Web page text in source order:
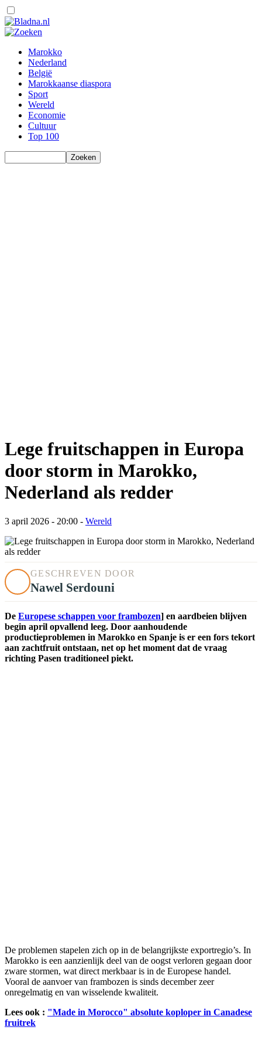
Marokko
Nederland
België
Marokkaanse diaspora
Sport
Wereld
Economie
Cultuur
Top 100
Lege fruitschappen in Europa
door storm in Marokko,
Nederland als redder
3 april 2026 - 20:00 - Wereld
GESCHREVEN DOOR
Nawel Serdouni
De Europese schappen voor frambozen] en aardbeien blijven
begin april opvallend leeg. Door aanhoudende
productieproblemen in Marokko en Spanje is er een fors tekort
aan zachtfruit ontstaan, net op het moment dat de vraag
richting Pasen traditioneel piekt.
De problemen stapelen zich op in de belangrijkste exportregio’s. In
Marokko is een aanzienlijk deel van de oogst verloren gegaan door
zware stormen, wat direct merkbaar is in de Europese handel.
Vooral de aanvoer van frambozen is sinds december zeer
onregelmatig en van wisselende kwaliteit.
Lees ook : "Made in Morocco" absolute koploper in Canadese
fruitrek